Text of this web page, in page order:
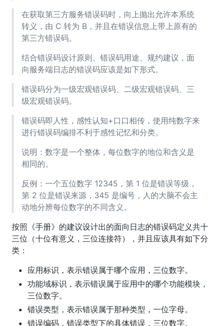
在获取第三方服务错误码时，向上抛出允许本系统
转义，由 C 转为 B，并且在错误信息上带上原有的
第三方错误码。
结合错误码设计原则、错误码用途、规约建议，面
向服务端日志的错误码应该是如下形式。
错误码分为一级宏观错误码、二级宏观错误码、三
级宏观错误码。
错误码即人性，感性认知+口口相传，使用纯数字来
进行错误码编排不利于感性记忆和分类。
说明：数字是一个整体，每位数字的地位和含义是
相同的。
反例：一个五位数字 12345，第 1 位是错误等级，
第 2 位是错误来源，345 是编号，人的大脑不会主
动地分辨每位数字的不同含义。
按照《手册》的建议设计出的面向日志的错误码定义共十
三位（十位有意义，三位连接符），并且应该具有如下分
类：
应用标识，表示错误属于哪个应用，三位数字。
功能域标识，表示错误属于应用中的哪个功能模块，
三位数字。
错误类型，表示错误属于那种类型，一位字母。
错误编码，错误类型下的具体错误，三位数字。